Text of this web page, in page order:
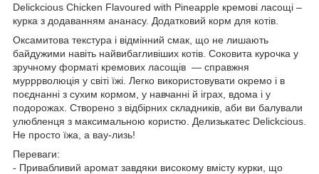
Delickcious Chicken Flavoured with Pineapple кремові ласощі –
курка з додаванням ананасу. Додатковий корм для котів.
Оксамитова текстура і відмінний смак, що не лишають
байдужими навіть найвибагливіших котів. Соковита курочка у
зручному форматі кремових ласощів — справжня
мурррволюція у світі їжі. Легко використовувати окремо і в
поєднанні з сухим кормом, у навчанні й іграх, вдома і у
подорожах. Створено з відбірних складників, аби ви балували
улюбленця з максимальною користю. Делизькатес Delickcious.
Не просто їжа, а вау-лизь!
Переваги:
- Привабливий аромат завдяки високому вмісту курки, що